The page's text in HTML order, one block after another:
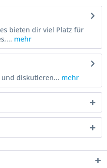
bieten dir viel Platz für
mehr
diskutieren... mehr